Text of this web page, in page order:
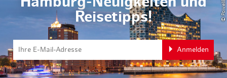
Reisetipps!
Anmelden